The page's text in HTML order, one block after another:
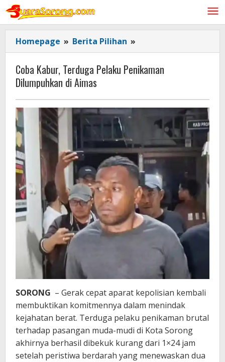
Lewati
konten
Homepage » Berita Pilihan »
Kabur,
Terduga Pelaku
Penikaman
di
Coba Kabur, Terduga Pelaku Penikaman
Dilumpuhkan di Aimas
SORONG – Gerak cepat aparat kepolisian kembali
membuktikan komitmennya dalam menindak
kejahatan berat. Terduga pelaku penikaman brutal
terhadap pasangan muda-mudi di Kota Sorong
akhirnya berhasil dibekuk kurang dari 1×24 jam
setelah peristiwa berdarah yang menewaskan dua